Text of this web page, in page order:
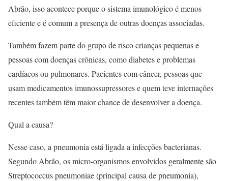
Abrão, isso acontece porque o sistema imunológico é menos
eficiente e é comum a presença de outras doenças associadas.
Também fazem parte do grupo de risco crianças pequenas e
pessoas com doenças crônicas, como diabetes e problemas
cardíacos ou pulmonares. Pacientes com câncer, pessoas que
usam medicamentos imunossupressores e quem teve internações
recentes também têm maior chance de desenvolver a doença.
Qual a causa?
Nesse caso, a pneumonia está ligada a infecções bacterianas.
Segundo Abrão, os micro-organismos envolvidos geralmente são
Streptococcus pneumoniae (principal causa de pneumonia),